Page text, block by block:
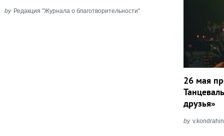
by Редакция "Журнала о благотворительности"
26 мая
друзья»
by